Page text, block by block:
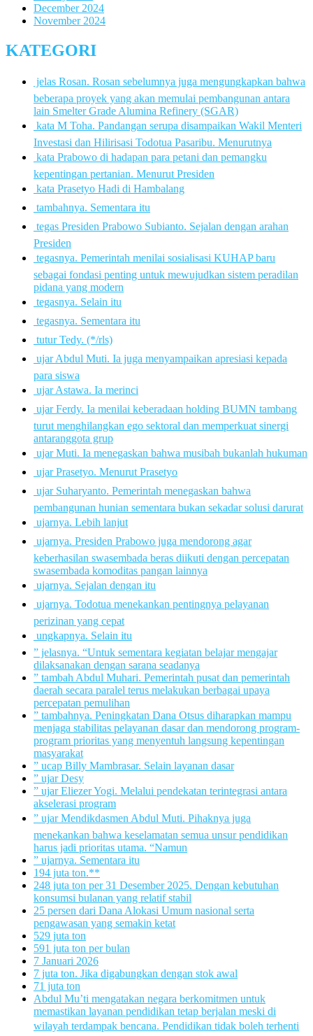
December 2024
November 2024
KATEGORI
 jelas Rosan. Rosan sebelumnya juga mengungkapkan bahwa
beberapa proyek yang akan memulai pembangunan antara
lain Smelter Grade Alumina Refinery (SGAR)
 kata M Toha. Pandangan serupa disampaikan Wakil Menteri
Investasi dan Hilirisasi Todotua Pasaribu. Menurutnya
 kata Prabowo di hadapan para petani dan pemangku
kepentingan pertanian. Menurut Presiden
 kata Prasetyo Hadi di Hambalang
 tambahnya. Sementara itu
 tegas Presiden Prabowo Subianto. Sejalan dengan arahan
Presiden
 tegasnya. Pemerintah menilai sosialisasi KUHAP baru
sebagai fondasi penting untuk mewujudkan sistem peradilan
pidana yang modern
 tegasnya. Selain itu
 tegasnya. Sementara itu
 tutur Tedy. (*/rls)
 ujar Abdul Muti. Ia juga menyampaikan apresiasi kepada
para siswa
 ujar Astawa. Ia merinci
 ujar Ferdy. Ia menilai keberadaan holding BUMN tambang
turut menghilangkan ego sektoral dan memperkuat sinergi
antaranggota grup
 ujar Muti. Ia menegaskan bahwa musibah bukanlah hukuman
 ujar Prasetyo. Menurut Prasetyo
 ujar Suharyanto. Pemerintah menegaskan bahwa
pembangunan hunian sementara bukan sekadar solusi darurat
 ujarnya. Lebih lanjut
 ujarnya. Presiden Prabowo juga mendorong agar
keberhasilan swasembada beras diikuti dengan percepatan
swasembada komoditas pangan lainnya
 ujarnya. Sejalan dengan itu
 ujarnya. Todotua menekankan pentingnya pelayanan
perizinan yang cepat
 ungkapnya. Selain itu
” jelasnya. “Untuk sementara kegiatan belajar mengajar
dilaksanakan dengan sarana seadanya
” tambah Abdul Muhari. Pemerintah pusat dan pemerintah
daerah secara paralel terus melakukan berbagai upaya
percepatan pemulihan
” tambahnya. Peningkatan Dana Otsus diharapkan mampu
menjaga stabilitas pelayanan dasar dan mendorong program-
program prioritas yang menyentuh langsung kepentingan
masyarakat
” ucap Billy Mambrasar. Selain layanan dasar
” ujar Desy
” ujar Eliezer Yogi. Melalui pendekatan terintegrasi antara
akselerasi program
” ujar Mendikdasmen Abdul Muti. Pihaknya juga
menekankan bahwa keselamatan semua unsur pendidikan
harus jadi prioritas utama. “Namun
” ujarnya. Sementara itu
194 juta ton.**
248 juta ton per 31 Desember 2025. Dengan kebutuhan
konsumsi bulanan yang relatif stabil
25 persen dari Dana Alokasi Umum nasional serta
pengawasan yang semakin ketat
529 juta ton
591 juta ton per bulan
7 Januari 2026
7 juta ton. Jika digabungkan dengan stok awal
71 juta ton
Abdul Mu’ti mengatakan negara berkomitmen untuk
memastikan layanan pendidikan tetap berjalan meski di
wilayah terdampak bencana. Pendidikan tidak boleh terhenti